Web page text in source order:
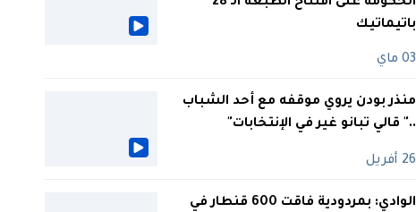
باتيماتيك
03 ماي
منذر بودن يروي موقفه مع أحد الشباب
.." قالي تبانو غير في الإنتخابات"
26 أفريل
الوادي: بمردودية فاقت 600 قنطار في